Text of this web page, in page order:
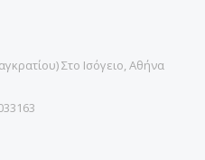
Στο Ισόγειο, Αθήνα